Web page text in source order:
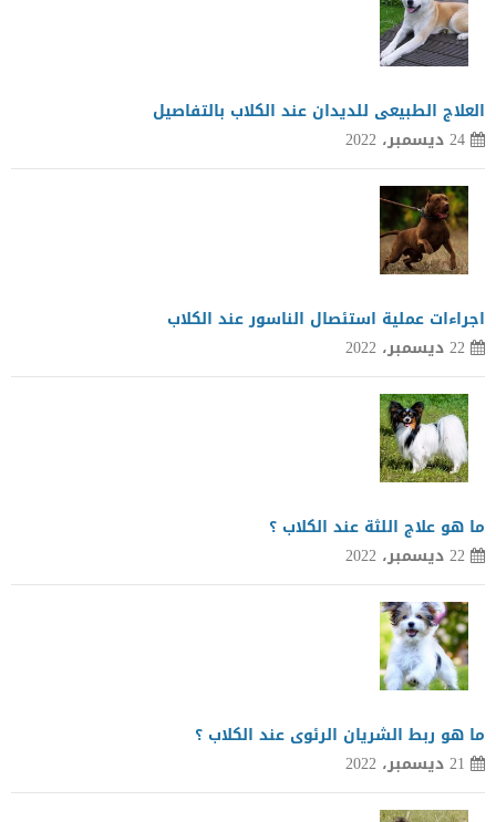
العلاج الطبيعى للديدان عند الكلاب بالتفاصيل
24 ديسمبر، 2022
اجراءات عملية استئصال الناسور عند الكلاب
22 ديسمبر، 2022
ما هو علاج اللثة عند الكلاب ؟
22 ديسمبر، 2022
ما هو ربط الشريان الرئوى عند الكلاب ؟
21 ديسمبر، 2022